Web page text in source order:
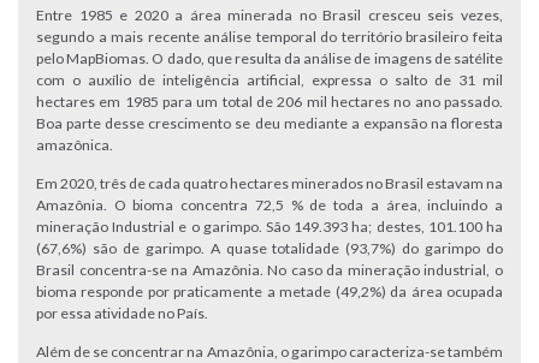
Entre 1985 e 2020 a área minerada no Brasil cresceu seis vezes,
segundo a mais recente análise temporal do território brasileiro feita
pelo MapBiomas. O dado, que resulta da análise de imagens de satélite
com o auxílio de inteligência artificial, expressa o salto de 31 mil
hectares em 1985 para um total de 206 mil hectares no ano passado.
Boa parte desse crescimento se deu mediante a expansão na floresta
amazônica.
Em 2020, três de cada quatro hectares minerados no Brasil estavam na
Amazônia. O bioma concentra 72,5 % de toda a área, incluindo a
mineração Industrial e o garimpo. São 149.393 ha; destes, 101.100 ha
(67,6%) são de garimpo. A quase totalidade (93,7%) do garimpo do
Brasil concentra-se na Amazônia. No caso da mineração industrial, o
bioma responde por praticamente a metade (49,2%) da área ocupada
por essa atividade no País.
Além de se concentrar na Amazônia, o garimpo caracteriza-se também